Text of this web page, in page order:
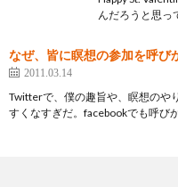
んだろうと思っ
なぜ、皆に瞑想の参加を呼び
2011.03.14
Twitterで、僕の趣旨や、瞑想のや
すくなすぎだ。facebookでも呼び